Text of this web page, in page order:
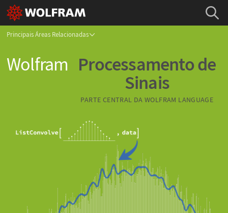
Principais Áreas Relacionadas
Wolfram Processamento de
Sinais
PARTE CENTRAL DA WOLFRAM LANGUAGE